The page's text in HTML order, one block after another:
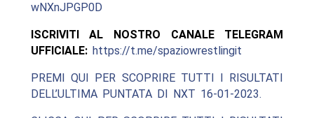
wNXnJPGP0D
ISCRIVITI AL NOSTRO CANALE TELEGRAM
UFFICIALE: https://t.me/spaziowrestlingit
PREMI QUI PER SCOPRIRE TUTTI I RISULTATI
DELL’ULTIMA PUNTATA DI NXT 16-01-2023.